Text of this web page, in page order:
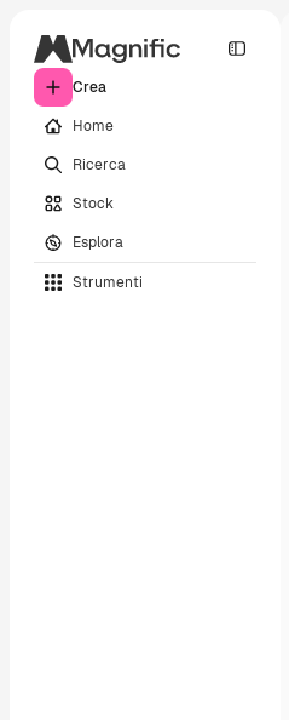
Crea
Home
Ricerca
Stock
Esplora
Strumenti